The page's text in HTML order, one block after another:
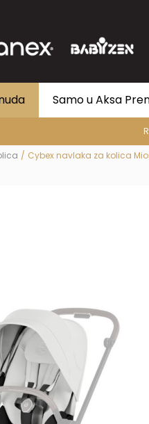
Samo u Aksa
Cybex navlaka za kolica